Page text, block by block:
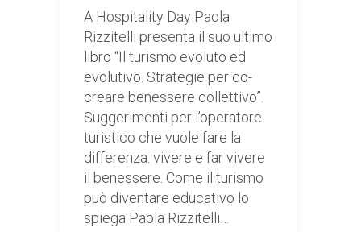
A Hospitality Day Paola
Rizzitelli presenta il suo ultimo
libro “Il turismo evoluto ed
evolutivo. Strategie per co-
creare benessere collettivo”.
Suggerimenti per l’operatore
turistico che vuole fare la
differenza: vivere e far vivere
il benessere. Come il turismo
può diventare educativo lo
spiega Paola Rizzitelli…